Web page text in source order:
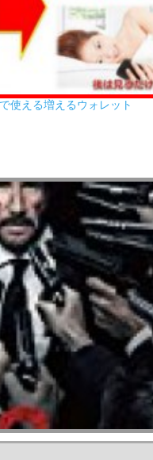
使える増えるウォレット